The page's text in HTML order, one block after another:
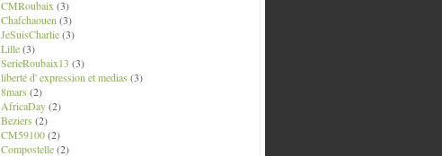
CMRoubaix (3)
Chafchaouen (3)
JeSuisCharlie(3)
Lille(3)
SerieRoubaix13 (3)
liberté d' expression et medias (3)
8mars (2)
AfricaDay(2)
Beziers (2)
CM59100(2)
Compostelle(2)